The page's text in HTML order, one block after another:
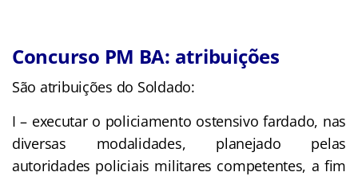
Concurso PM BA: atribuições
São atribuições do Soldado:
I – executar o policiamento ostensivo fardado, nas
diversas modalidades, planejado pelas
autoridades policiais militares competentes, a fim